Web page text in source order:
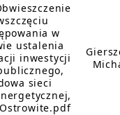
w
ustalenia
inwestycji
sieci